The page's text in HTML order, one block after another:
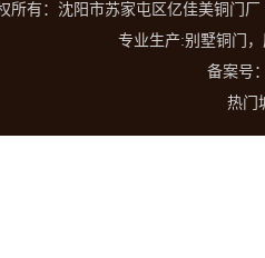
所有：沈阳市苏家屯区亿佳美铜门
专业生产:别墅铜门
备案号
热门